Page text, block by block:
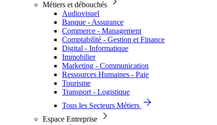
Métiers et débouchés
Audiovisuel
Banque - Assurance
Commerce - Management
Comptabilité - Gestion et Finance
Digital - Informatique
Immobilier
Marketing - Communication
Ressources Humaines - Paie
Tourisme
Transport - Logistique
Tous les Secteurs Métiers
Espace Entreprise